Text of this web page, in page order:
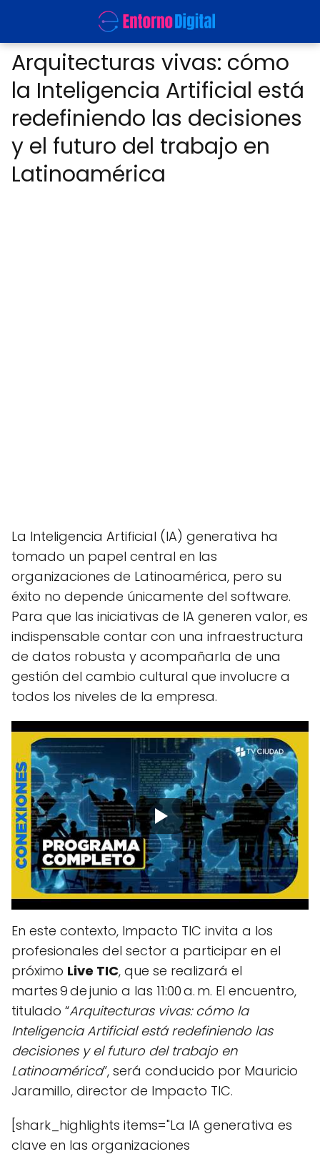
Arquitecturas vivas: cómo
la Inteligencia Artificial está
redefiniendo las decisiones
y el futuro del trabajo en
Latinoamérica
La Inteligencia Artificial (IA) generativa ha
tomado un papel central en las
organizaciones de Latinoamérica, pero su
éxito no depende únicamente del software.
Para que las iniciativas de IA generen valor, es
indispensable contar con una infraestructura
de datos robusta y acompañarla de una
gestión del cambio cultural que involucre a
todos los niveles de la empresa.
En este contexto, Impacto TIC invita a los
profesionales del sector a participar en el
próximo Live TIC, que se realizará el
martes 9 de junio a las 11:00 a. m. El encuentro,
titulado “Arquitecturas vivas: cómo la
Inteligencia Artificial está redefiniendo las
decisiones y el futuro del trabajo en
Latinoamérica”, será conducido por Mauricio
Jaramillo, director de Impacto TIC.
[shark_highlights items="La IA generativa es
clave en las organizaciones